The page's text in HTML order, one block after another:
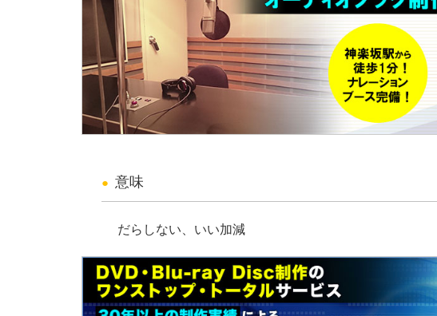
意味
だらしない、いい加減